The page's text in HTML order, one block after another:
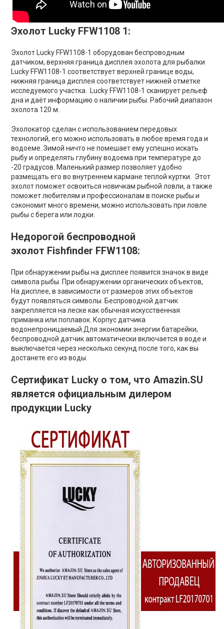
Эхолот Lucky FFW1108 1:
Эхолот Lucky FFW1108-1 оборудован беспроводным
датчиком, верхняя граница дисплея эхолота для рыбалки
Lucky FFW1108-1 соответствует верхней границе воды,
нижняя граница дисплея соответствует нижней отметке
исследуемого участка. Lucky FFW1108-1 сканирует рельеф
дна и даёт информацию о наличии рыбы. Рабочий диапазон
эхолота 120 м.
Эхолокатор сделан с использованием передовых
технологий, его можно использовать в любое время года и
водоеме. Зимой ничто не помешает ему успешно искать
рыбу и определять глубину водоема при температуре до
-20 градусов. Маленький размер позволяет удобно
размещать его во внутреннем кармане теплой куртки. Этот
эхолот поможет освоиться новичкам рыбной ловли, а также
поможет любителям и профессионалам в поиске рыбы и
сэкономит много времени, можно использовать при ловле
рыбы с берега или лодки.
Недорогой беспроводной
эхолот Fishfinder FFW1108:
При обнаружении рыбы на дисплее появится значок в виде
символа рыбы. При обнаружении органических объектов,
На дисплее, в зависимости от размеров этих объектов
будут появляться символы. Беспроводной датчик
закрепляется на леске как обычная искусственная
приманка или поплавок. Корпус датчика
водонепроницаемый.Для экономии энергии батарейки,
беспроводной датчик автоматически включается в воде и
выключается через несколько секунд после того, как вы
достанете его из воды.
Сертификат Lucky о том, что Amazin.SU
является официальным дилером
продукции Lucky